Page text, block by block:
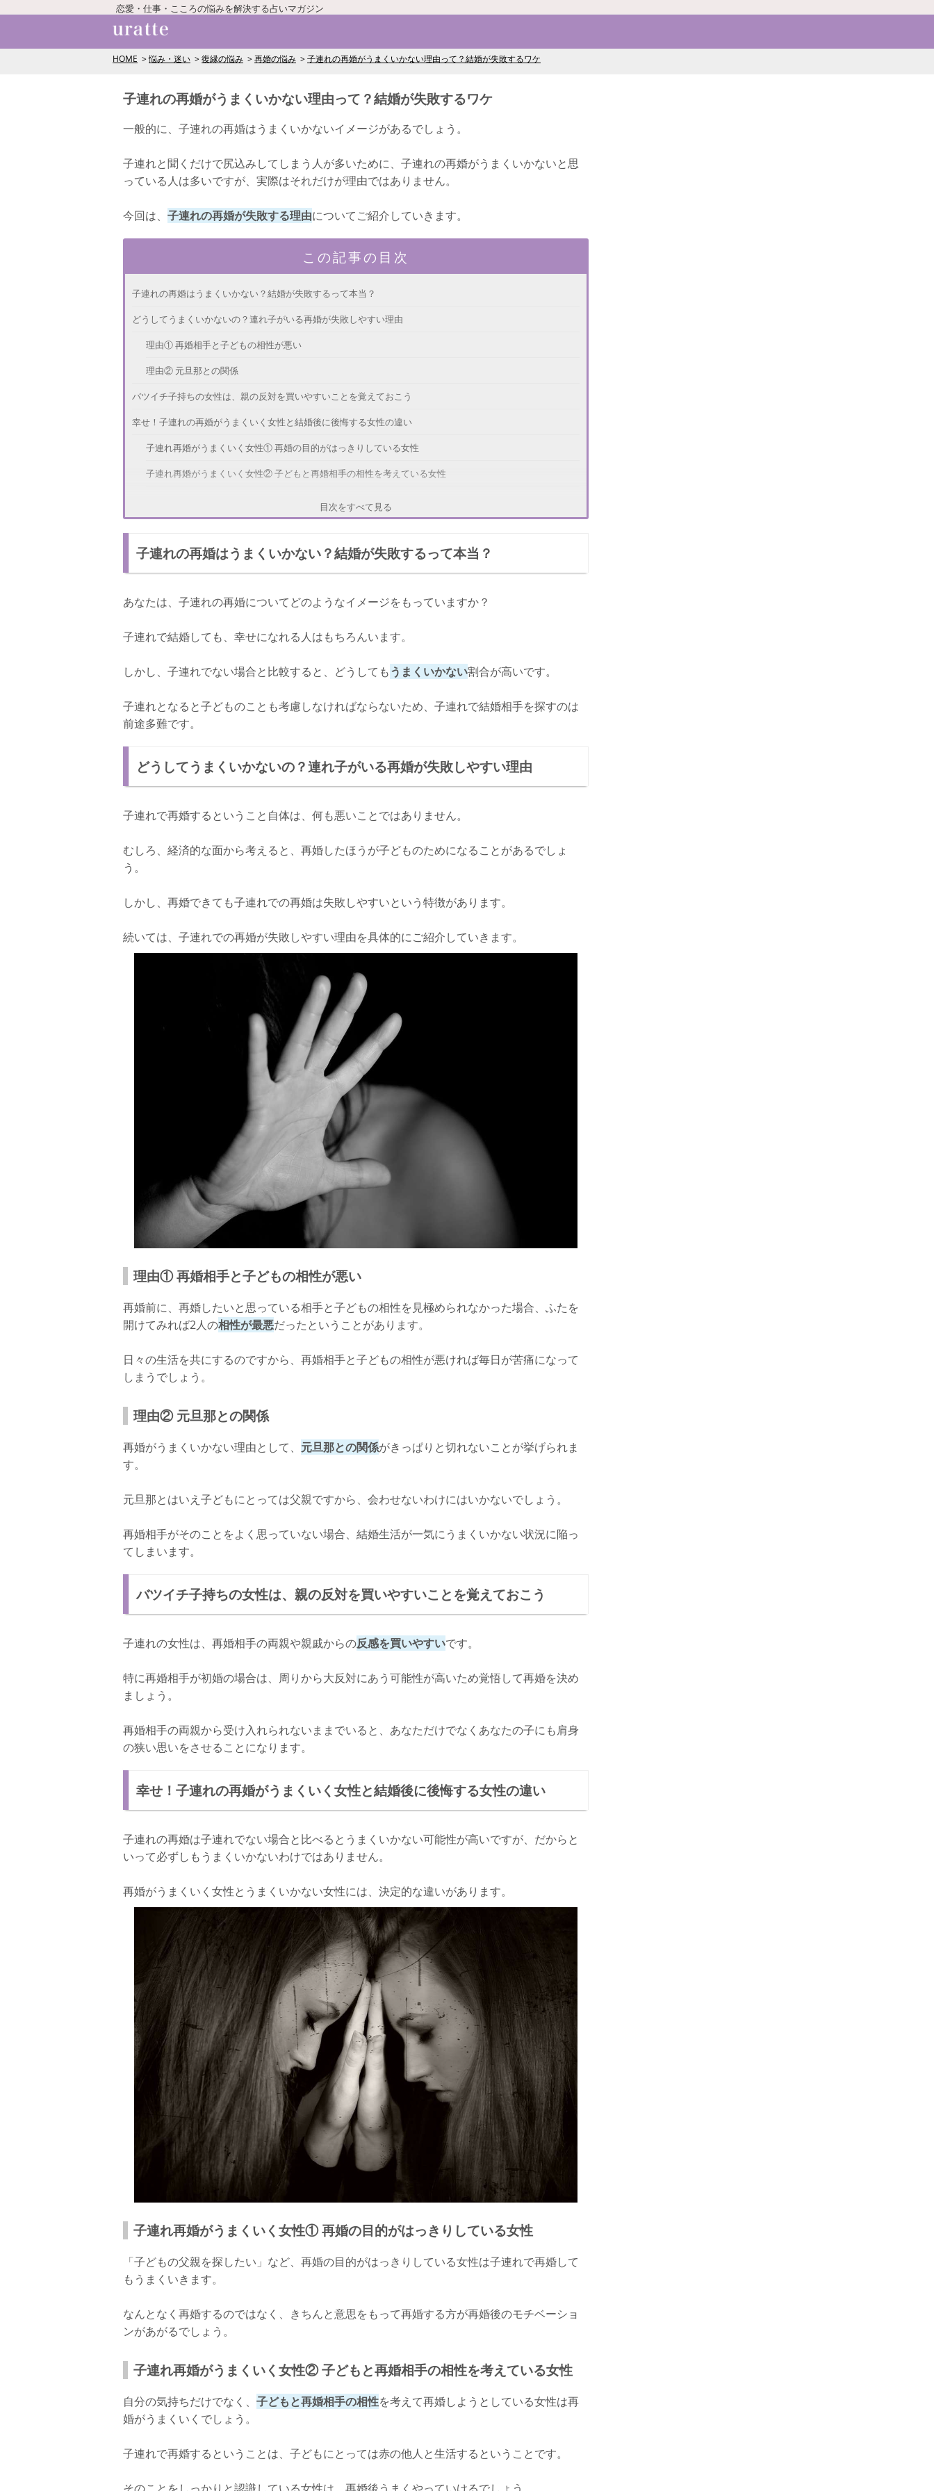
恋愛・仕事・こころの悩みを解決する占いマガジン
HOME 悩み・迷い 復縁の悩み 再婚の悩み 子連れの再婚がうまくいかない理由って？結婚が失敗するワケ
子連れの再婚がうまくいかない理由って？結婚が失敗するワケ
一般的に、子連れの再婚はうまくいかないイメージがあるでしょう。
子連れと聞くだけで尻込みしてしまう人が多いために、子連れの再婚がうまくいかないと思
っている人は多いですが、実際はそれだけが理由ではありません。
今回は、 子連れの再婚が失敗する理由についてご紹介していきます。
この記事の目次
子連れの再婚はうまくいかない？結婚が失敗するって本当？
どうしてうまくいかないの？連れ子がいる再婚が失敗しやすい理由
理由① 再婚相手と子どもの相性が悪い
理由② 元旦那との関係
バツイチ子持ちの女性は、親の反対を買いやすいことを覚えておこう
幸せ！子連れの再婚がうまくいく女性と結婚後に後悔する女性の違い
子連れ再婚がうまくいく女性① 再婚の目的がはっきりしている女性
子連れ再婚がうまくいく女性② 子どもと再婚相手の相性を考えている女性
また離婚するのはイヤ！幸せな再婚のためには何をすればいいの？
目次をすべて見る
子連れの再婚はうまくいかない？結婚が失敗するって本当？
あなたは、子連れの再婚についてどのようなイメージをもっていますか？
子連れで結婚しても、幸せになれる人はもちろんいます。
しかし、子連れでない場合と比較すると、どうしてもうまくいかない割合が高いです。
子連れとなると子どものことも考慮しなければならないため、子連れで結婚相手を探すのは
前途多難です。
どうしてうまくいかないの？連れ子がいる再婚が失敗しやすい理由
子連れで再婚するということ自体は、何も悪いことではありません。
むしろ、経済的な面から考えると、再婚したほうが子どものためになることがあるでしょ
う。
しかし、再婚できても子連れでの再婚は失敗しやすいという特徴があります。
続いては、子連れでの再婚が失敗しやすい理由を具体的にご紹介していきます。
理由① 再婚相手と子どもの相性が悪い
再婚前に、再婚したいと思っている相手と子どもの相性を見極められなかった場合、ふたを
開けてみれば2人の相性が最悪だったということがあります。
日々の生活を共にするのですから、再婚相手と子どもの相性が悪ければ毎日が苦痛になって
しまうでしょう。
理由② 元旦那との関係
再婚がうまくいかない理由として、 元旦那との関係がきっぱりと切れないことが挙げられま
す。
元旦那とはいえ子どもにとっては父親ですから、会わせないわけにはいかないでしょう。
再婚相手がそのことをよく思っていない場合、結婚生活が一気にうまくいかない状況に陥っ
てしまいます。
バツイチ子持ちの女性は、親の反対を買いやすいことを覚えておこう
子連れの女性は、再婚相手の両親や親戚からの反感を買いやすいです。
特に再婚相手が初婚の場合は、周りから大反対にあう可能性が高いため覚悟して再婚を決め
ましょう。
再婚相手の両親から受け入れられないままでいると、あなただけでなくあなたの子にも肩身
の狭い思いをさせることになります。
幸せ！子連れの再婚がうまくいく女性と結婚後に後悔する女性の違い
子連れの再婚は子連れでない場合と比べるとうまくいかない可能性が高いですが、だからと
いって必ずしもうまくいかないわけではありません。
再婚がうまくいく女性とうまくいかない女性には、決定的な違いがあります。
子連れ再婚がうまくいく女性① 再婚の目的がはっきりしている女性
「子どもの父親を探したい」など、再婚の目的がはっきりしている女性は子連れで再婚して
もうまくいきます。
なんとなく再婚するのではなく、きちんと意思をもって再婚する方が再婚後のモチベーショ
ンがあがるでしょう。
子連れ再婚がうまくいく女性② 子どもと再婚相手の相性を考えている女性
自分の気持ちだけでなく、 子どもと再婚相手の相性を考えて再婚しようとしている女性は再
婚がうまくいくでしょう。
子連れで再婚するということは、子どもにとっては赤の他人と生活するということです。